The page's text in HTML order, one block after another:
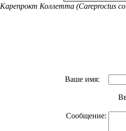
Карепрокт Коллетта (Careproctus
Ваше имя:
Сообщение: